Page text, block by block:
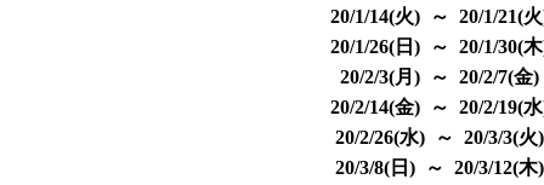
20/1/14(火) ～ 20/1/21(
20/1/26(日) ～ 20/1/30(
20/2/3(月) ～ 20/2/7(
20/2/14(金) ～ 20/2/19(
20/2/26(水) ～ 20/3/3(
20/3/8(日) ～ 20/3/12(